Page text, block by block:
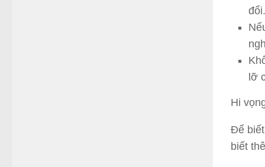
đổi.
lỡ
Hi
Để
biết